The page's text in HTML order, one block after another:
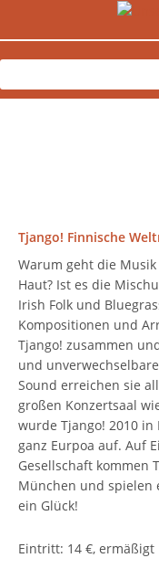
Tjango! Finnische
Warum geht die
Haut? Ist es die
Irish Folk und
Kompositionen und
Tjango! zusammen
und
Sound erreichen sie
großen Konzertsaal
wurde Tjango! 2010
ganz Eurpoa auf. Auf
Gesellschaft kommen
München und spielen
ein Glück!
Eintritt: 14 €, ermäßigt